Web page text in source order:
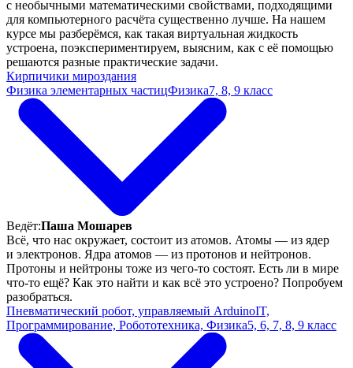
с необычными математическими свойствами, подходящими
для компьютерного расчёта существенно лучше. На нашем
курсе мы разберёмся, как такая виртуальная жидкость
устроена, поэкспериментируем, выясним, как с её помощью
решаются разные практические задачи.
Кирпичики мироздания
Физика элементарных частицФизика7, 8, 9 класс
Ведёт:Паша Мошарев
Всё, что нас окружает, состоит из атомов. Атомы — из ядер
и электронов. Ядра атомов — из протонов и нейтронов.
Протоны и нейтроны тоже из чего-то состоят. Есть ли в мире
что-то ещё? Как это найти и как всё это устроено? Попробуем
разобраться.
Пневматический робот, управляемый ArduinoIT,
Программирование, Робототехника, Физика5, 6, 7, 8, 9 класс